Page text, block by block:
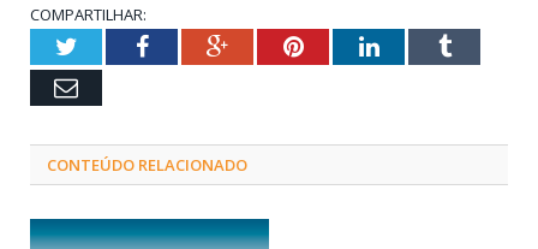
COMPARTILHAR:
TwitterFacebookGoogle+PinterestLinkedInTumblr
Email
CONTEÚDO RELACIONADO